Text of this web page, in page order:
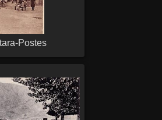
Postes